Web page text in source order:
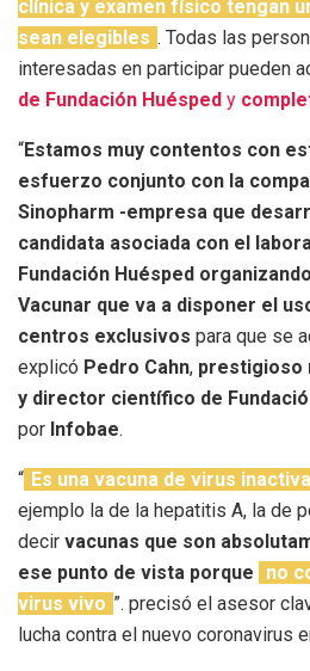
clínica y examen físico tengan
sean elegibles . Todas las
interesadas en participar pueden
de Fundación Huésped y
“Estamos muy contentos con
esfuerzo conjunto con la
Sinopharm -empresa que
candidata asociada con el
Fundación Huésped
Vacunar que va a disponer el
centros exclusivos para que se
explicó Pedro Cahn, prestigioso
y director científico de
por Infobae.
“ Es una vacuna de virus
ejemplo la de la hepatitis A, la de
decir vacunas que son
ese punto de vista porque
no
virus vivo ”. precisó el asesor
lucha contra el nuevo coronavirus